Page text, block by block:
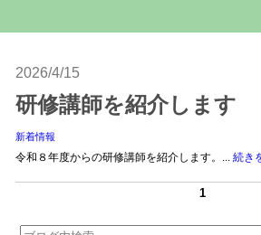
2026/4/15
研修講師を紹介します
新着情報
令和８年度からの研修講師を紹介します。... 続き
1